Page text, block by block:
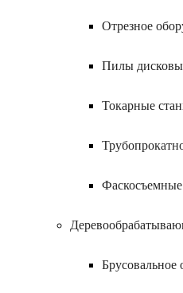
Отрезное
Пилы
Токарные
Брусовальное